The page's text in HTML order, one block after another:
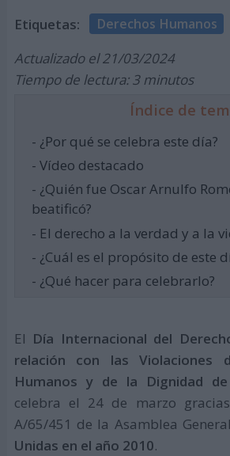
Etiquetas: Derechos Humanos
Actualizado el 21/03/2024
Tiempo de lectura: 3 minutos
Índice de
- ¿Por qué se celebra este día?
- Vídeo destacado
- ¿Quién fue Oscar Arnulfo
beatificó?
- El derecho a la verdad y a la
- ¿Cuál es el propósito de este
- ¿Qué hacer para celebrarlo?
El Día Internacional del
relación con las Violaciones
Humanos y de la Dignidad
celebra el 24 de marzo
A/65/451 de la Asamblea
Unidas en el año 2010.